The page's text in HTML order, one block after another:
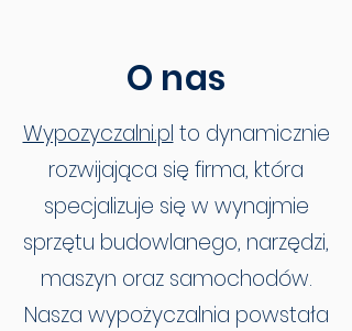
O nas
Wypozyczalni.pl to dynamicznie
rozwijająca się firma, która
specjalizuje się w wynajmie
sprzętu budowlanego, narzędzi,
maszyn oraz samochodów.
Nasza wypożyczalnia powstała